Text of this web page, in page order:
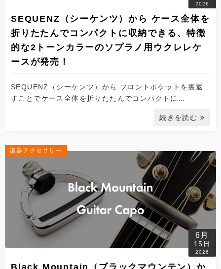
2026
SEQUENZ（シーケンツ）から ケース全体を
折りたたんでコンパクトに収納できる、特徴
的な2トーンカラーのソプラノ用ウクレレケ
ースが発売！
SEQUENZ（シーケンツ）から フロントポケットを裏返
すことでケース全体を折りたたんでコンパクトに…
続きを読む
楽器アクセサリー
6月
15日
2026
Black Mountain（ブラックマウンテン）か